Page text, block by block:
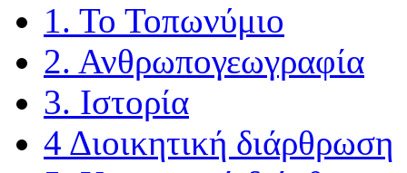
1. Το Τοπωνύμιο
2. Ανθρωπογεωγραφία
3. Ιστορία
4 Διοικητική διάρθρωση